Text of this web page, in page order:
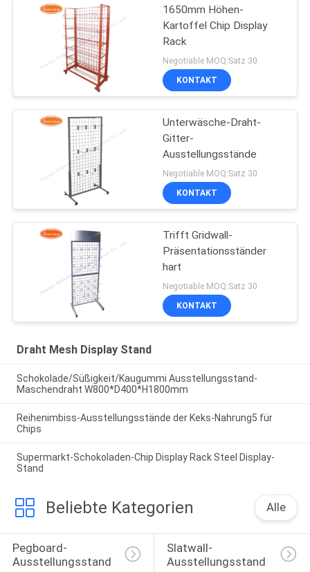
1650mm Höhen-
Kartoffel Chip Display
Rack
Negotiable MOQ:Satz 30
KONTAKT
Unterwäsche-Draht-
Gitter-
Ausstellungsstände
Negotiable MOQ:Satz 30
KONTAKT
Trifft Gridwall-
Präsentationsständer
hart
Negotiable MOQ:Satz 30
KONTAKT
Draht Mesh Display Stand
Schokolade/Süßigkeit/Kaugummi Ausstellungsstand-
Maschendraht W800*D400*H1800mm
Reihenimbiss-Ausstellungsstände der Keks-Nahrung5 für
Chips
Supermarkt-Schokoladen-Chip Display Rack Steel Display-
Stand
Beliebte Kategorien Alle
Pegboard-
Ausstellungsstand
Slatwall-
Ausstellungsstand